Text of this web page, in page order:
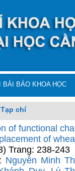
BÀI BÁO KHOA HỌC
chí
of functional
of
Trang: 238-243
Nguyễn Minh